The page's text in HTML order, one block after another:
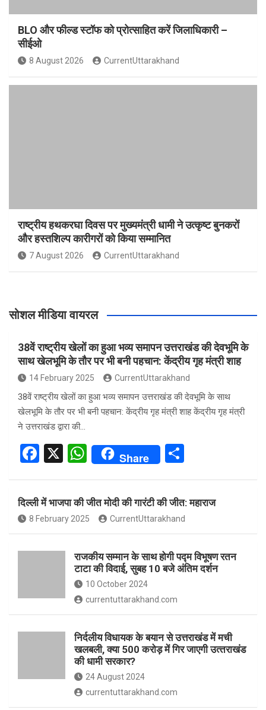
BLO और फील्ड स्टॉफ को प्रोत्साहित करें जिलाधिकारी –
सीईओ
8 August 2026 CurrentUttarakhand
राष्ट्रीय हथकरघा दिवस पर मुख्यमंत्री धामी ने उत्कृष्ट बुनकरों
और हस्तशिल्प कारीगरों को किया सम्मानित
7 August 2026 CurrentUttarakhand
सोशल मीडिया वायरल
38वें राष्ट्रीय खेलों का हुआ भव्य समापन उत्तराखंड की देवभूमि के
साथ खेलभूमि के तौर पर भी बनी पहचान: केंद्रीय गृह मंत्री शाह
14 February 2025 CurrentUttarakhand
38वें राष्ट्रीय खेलों का हुआ भव्य समापन उत्तराखंड की देवभूमि के साथ
खेलभूमि के तौर पर भी बनी पहचान: केंद्रीय गृह मंत्री शाह केंद्रीय गृह मंत्री
ने उत्तराखंड द्वारा की…
F
ce
b
o
o
X
W
at
s
A
p
p
Share
e
दिल्ली में भाजपा की जीत मोदी की गारंटी की जीत: महाराज
8 February 2025 CurrentUttarakhand
राजकीय सम्मान के साथ होगी पद्म विभूषण रतन
टाटा की विदाई, सुबह 10 बजे अंतिम दर्शन
10 October 2024
currentuttarakhand.com
निर्दलीय विधायक के बयान से उत्तराखंड में मची
खलबली, क्‍या 500 करोड़ में गिर जाएगी उत्‍तराखंड
की धामी सरकार?
24 August 2024
currentuttarakhand.com